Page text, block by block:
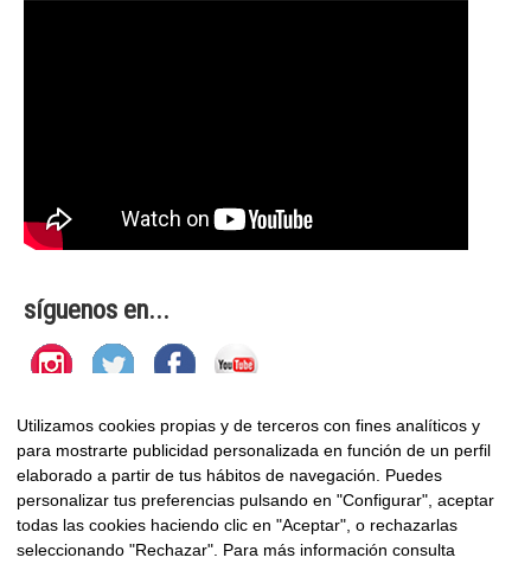
síguenos en...
Boletín
Compartir |
Utilizamos cookies propias y de terceros con fines analíticos y
para mostrarte publicidad personalizada en función de un perfil
elaborado a partir de tus hábitos de navegación. Puedes
personalizar tus preferencias pulsando en "Configurar", aceptar
todas las cookies haciendo clic en "Aceptar", o rechazarlas
seleccionando "Rechazar". Para más información consulta